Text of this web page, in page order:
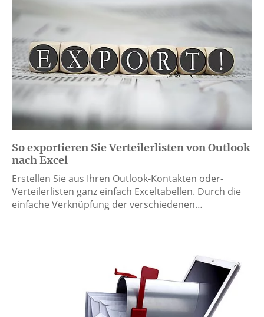
So exportieren Sie Verteilerlisten von Outlook
nach Excel
Erstellen Sie aus Ihren Outlook-Kontakten oder-
Verteilerlisten ganz einfach Exceltabellen. Durch die
einfache Verknüpfung der verschiedenen…